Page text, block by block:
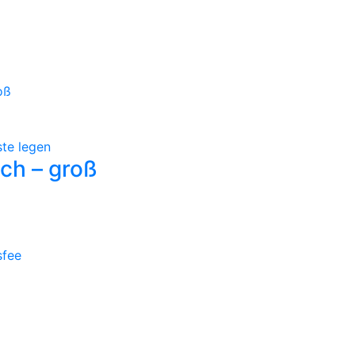
legen
– groß